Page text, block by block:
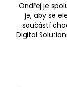
Ondřej je
je, aby se
součástí
Digital